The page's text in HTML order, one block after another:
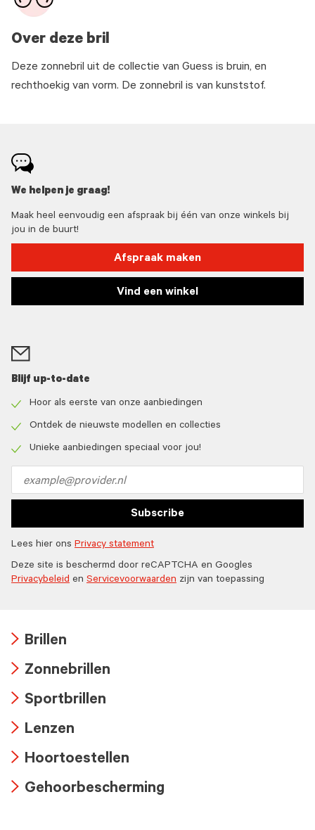
Over deze bril
Deze zonnebril uit de collectie van Guess is bruin, en
rechthoekig van vorm. De zonnebril is van kunststof.
We helpen je graag!
Maak heel eenvoudig een afspraak bij één van onze winkels bij
jou in de buurt!
Afspraak maken
Vind een winkel
Blijf up-to-date
icon
Hoor als eerste van onze aanbiedingen
icon
Ontdek de nieuwste modellen en collecties
Unieke aanbiedingen speciaal voor jou!
address
Subscribe
Lees hier ons Privacy statement
Deze site is beschermd door reCAPTCHA en Googles
Privacybeleid en Servicevoorwaarden zijn van toepassing
icon
Brillen
icon
Zonnebrillen
icon
Sportbrillen
icon
Lenzen
icon
Hoortoestellen
Gehoorbescherming